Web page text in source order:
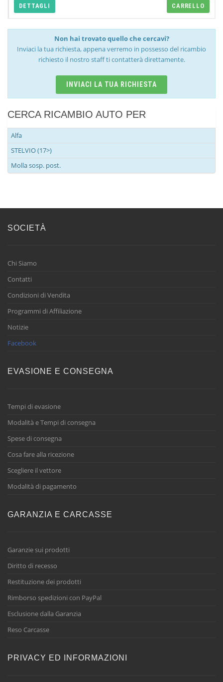
DETTAGLI CARRELLO
Non hai trovato quello che cercavi?
Inviaci la tua richiesta, appena verremo in possesso del ricambio
richiesto il nostro staff ti contatterà direttamente.
INVIACI LA TUA RICHIESTA
CERCA RICAMBIO AUTO PER
Alfa
STELVIO (17>)
Molla sosp. post.
SOCIETÀ
Chi Siamo
Contatti
Condizioni di Vendita
Programmi di Affiliazione
Notizie
Facebook
EVASIONE E CONSEGNA
Tempi di evasione
Modalità e Tempi di consegna
Spese di consegna
Cosa fare alla ricezione
Scegliere il vettore
Modalità di pagamento
GARANZIA E CARCASSE
Garanzie sui prodotti
Diritto di recesso
Restituzione dei prodotti
Rimborso spedizioni con PayPal
Esclusione dalla Garanzia
Reso Carcasse
PRIVACY ED INFORMAZIONI